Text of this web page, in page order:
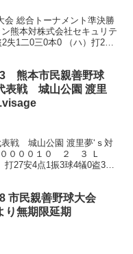
会 総合トーナメント準決勝
熊本対株式会社セキュリテ
失1二0三0本0 （ハ）打26
熊本市民親善野球
戦 城山公園 渡里
戦 城山公園 渡里夢‘ｓ対
０００１０ ２ ３ Ｌ
27安4点1振3球4犠0盗3失
会
り無期限延期